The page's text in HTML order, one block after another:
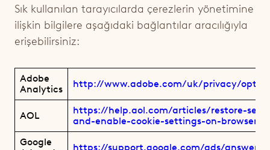
Sık kullanılan tarayıcılarda çerezlerin yönetimine
ilişkin bilgilere aşağıdaki bağlantılar aracılığıyla
erişebilirsiniz:
Adobe
Analytics
http://www.adobe.com/uk/privacy/opt-
AOL
https://help.aol.com/articles/restore-
and-enable-cookie-settings-on-browser
Google
https://support.google.com/ads/answer/